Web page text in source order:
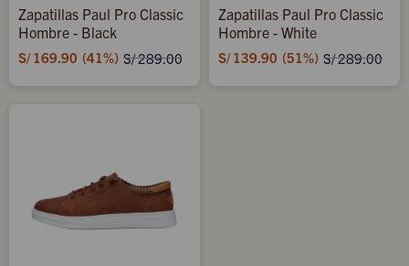
Zapatillas Paul Pro Classic
Hombre - Black
S/ 169.90 41 S/289.00
Zapatillas Paul Pro Classic
Hombre - White
S/ 139.90 51 S/289.00